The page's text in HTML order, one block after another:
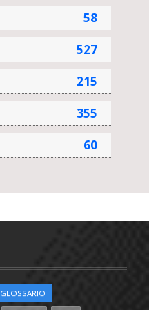
58
527
215
355
60
GLOSSARIO